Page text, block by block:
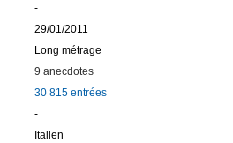
-
29/01/2011
Long métrage
9 anecdotes
30 815 entrées
-
Italien